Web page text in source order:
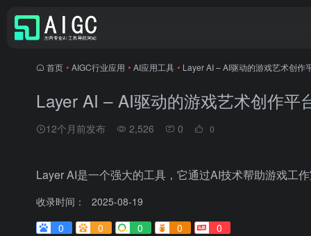
首页 • AIGC行业应用 • AI应用工具 • Layer AI – AI驱动的游戏艺术创作
Layer AI – AI驱动的游戏艺术创作平
12个月前发布 2,526 0 0
Layer AI是一个强大的工具，它通过AI技术帮助游戏工
收录时间：
2025-08-19
0
0 0 0 0